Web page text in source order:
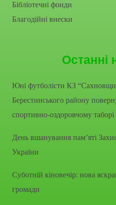
Бібліотечні фонди
Благодійні внески
Останні
Юні футболісти КЗ
Берестинського району
спортивно-оздоровчому таборі
День вшанування пам’яті
України
Суботній кіновечір: нова
громади